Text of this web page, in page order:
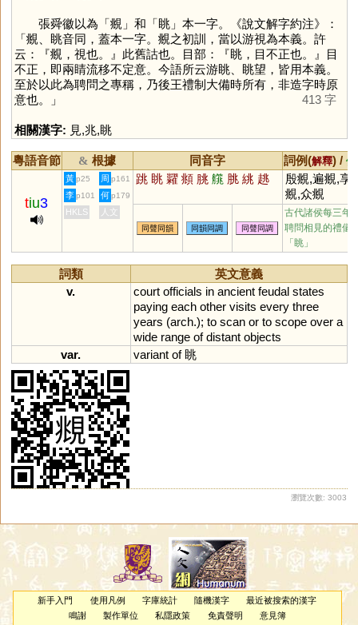
張舜徽以為「覜 」和「眺」本一字。《說文解字約注》：
「覜、眺音同，蓋本一字。覜之初訓，當以游視為本義。許
云：『覜，視也。』此舊詁也。目部：『眺，目不正也。』目
不正，即兩睛流移不定意。今語所云游眺、眺望，皆用本義。
至於以此為聘問之專稱，乃後王禮制大備時所有，非造字時原
意也。」
413 字
相關漢字: 見,兆,眺
粵語音節 & 根據 同音字 詞例(解釋) /
tiu3
黃 p25 周 p161 跳 眺 糶 頫 朓 艞 脁 絩 趒
殷覜,遍覜,享
覜,众覜
李 p101 何 p179
HKLS 人文
同聲同韻 同韻同調 同聲同調
古代諸侯每三年
聘問相見的禮儀;
「 眺 」
詞類
英文意義
v.
court officials in ancient feudal states
paying each other visits every three
years (arch.); to scan or to scope over a
wide range of distant objects
var.
variant of眺
瀏覽次數: 3003
新手入門 使用凡例 字庫統計 隨機漢字
最近被搜索的漢字
鳴謝
製作單位 私隱政策 免責聲明 意見簿